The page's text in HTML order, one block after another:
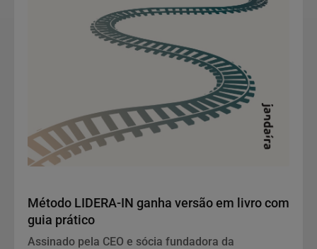
Método LIDERA-IN ganha versão em livro com
guia prático
Assinado pela CEO e sócia fundadora da